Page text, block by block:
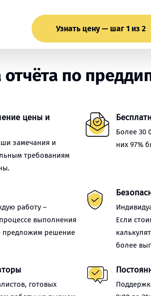
Узнать цену — шаг 1 из 2
по
цены и
замечания и
требованиям
Более 30
них 97%
работу –
выполнения
предложим решение
Если
более
готовых